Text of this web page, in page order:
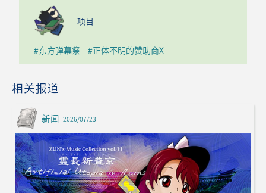
项目
#东方弹幕祭 #正体不明的赞助商X
相关报道
新闻 2026/07/23